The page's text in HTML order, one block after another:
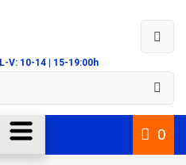
L-V: 10-14 | 15-19:00h
0